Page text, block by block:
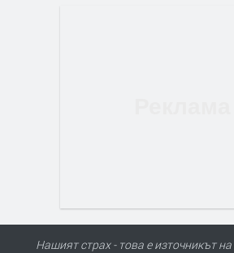
Нашият страх - това е източникът